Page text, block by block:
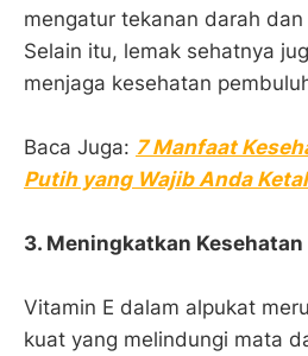
mengatur tekanan darah
Selain itu, lemak sehatnya
menjaga kesehatan
Baca Juga: 7 Manfaat
Putih yang Wajib Anda
3. Meningkatkan Kesehatan
Vitamin E dalam alpukat
kuat yang melindungi mata